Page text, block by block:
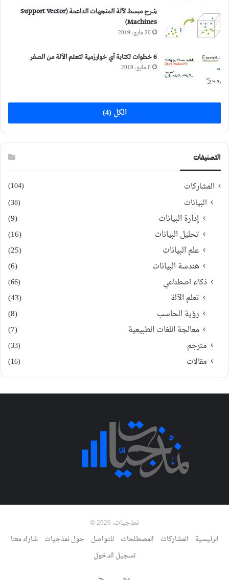
شرح مبسط لآلة المتجهات الداعمة (Support Vector
Machines)
20 مايو، 2019
6 خطوات لكتابة أي خوارزمية لتعلم الآلة من الصفر
6 مايو، 2019
الكل (4)
التصنيفات
المشاركات (104)
البيانات (38)
إدارة البيانات
(9)
تحليل البيانات
(16)
علم البيانات
(25)
هندسة البيانات
(6)
ذكاء اصطناعي (66)
تعلم الآلة
(43)
رؤية الحاسب
(8)
معالجة اللغات الطبيعية
(7)
مترجم
(33)
مقالات
(16)
نمذجيات، 2026 ©
الرئيسية المشاركات المصطلحات للتواصل حول نمذجيات شارك معنا
تسجيل الدخول